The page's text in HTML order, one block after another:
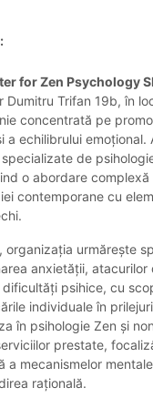
for Zen Psychology
Dumitru Trifan 19b, în
concentrată pe
a echilibrului emoțional.
de
o abordare
contemporane cu
organizația urmărește
anxietății, atacurilor
psihice, cu
individuale în
în psihologie Zen și
prestate,
a mecanismelor
rațională.